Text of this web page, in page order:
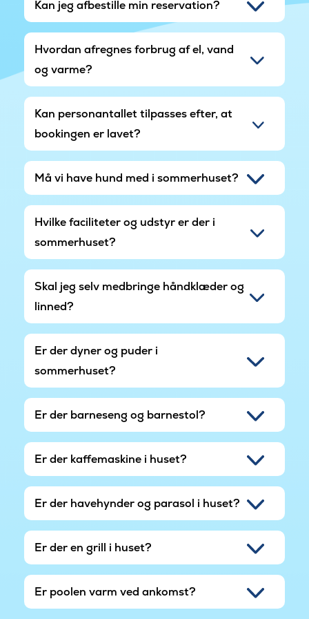
sammen i skønne omgivelser på Djursland.
Kan jeg afbestille min reservation?
Hvordan afregnes forbrug af el, vand
og varme?
Kan personantallet tilpasses efter, at
bookingen er lavet?
Må vi have hund med i sommerhuset?
Hvilke faciliteter og udstyr er der i
sommerhuset?
Skal jeg selv medbringe håndklæder og
linned?
Er der dyner og puder i
sommerhuset?
Er der barneseng og barnestol?
Er der kaffemaskine i huset?
Er der havehynder og parasol i huset?
Er der en grill i huset?
Er poolen varm ved ankomst?